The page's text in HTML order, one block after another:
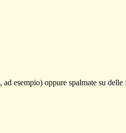
, ad esempio) oppure spalmate su